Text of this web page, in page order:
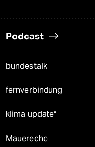
Podcast
bundestalk
fernverbindung
klima update°
Mauerecho